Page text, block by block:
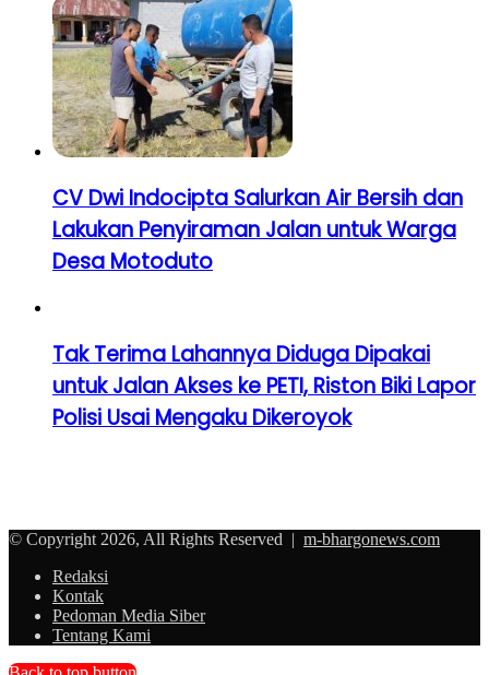
CV Dwi Indocipta Salurkan Air Bersih dan
Lakukan Penyiraman Jalan untuk Warga
Desa Motoduto
Tak Terima Lahannya Diduga Dipakai
untuk Jalan Akses ke PETI, Riston Biki Lapor
Polisi Usai Mengaku Dikeroyok
© Copyright 2026, All Rights Reserved | m-bhargonews.com
Redaksi
Kontak
Pedoman Media Siber
Tentang Kami